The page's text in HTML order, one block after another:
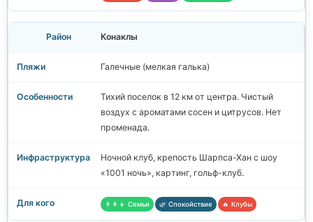
Конаклы
Галечные (мелкая галька)
Тихий поселок в 12 км от центра. Чистый
воздух с ароматами сосен и цитрусов. Нет
променада.
Ночной клуб, крепость Шарпса-Хан с шоу
«1001 ночь», картинг, гольф-клуб.
👨‍👩‍👧 Семьи 🌿 Спокойствие 🔥 Клубы